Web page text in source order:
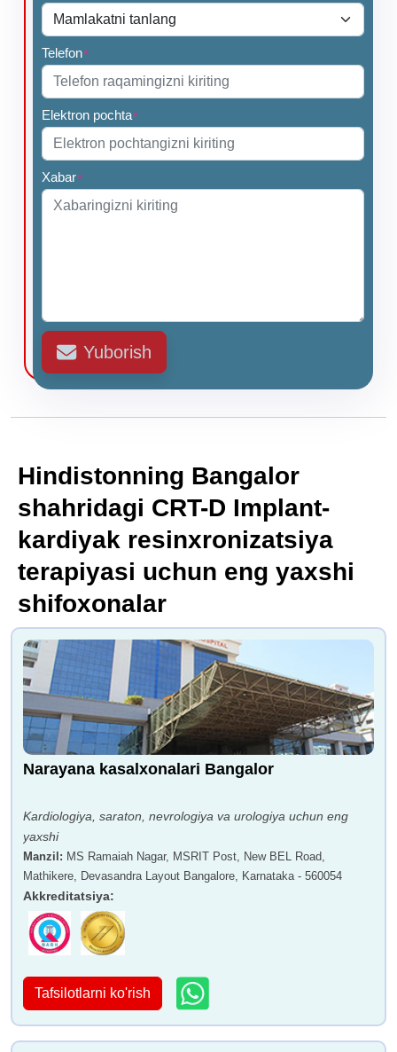
Telefon*
Elektron pochta*
Xabar*
Yuborish
Hindistonning Bangalor
shahridagi CRT-D Implant-
kardiyak resinxronizatsiya
terapiyasi uchun eng yaxshi
shifoxonalar
Narayana kasalxonalari Bangalor
Kardiologiya, saraton, nevrologiya va urologiya uchun eng
yaxshi
Manzil : MS Ramaiah Nagar, MSRIT Post, New BEL Road,
Mathikere, Devasandra Layout Bangalore, Karnataka - 560054
Akkreditatsiya:
Tafsilotlarni ko'rish